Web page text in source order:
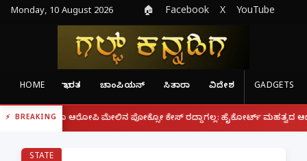
Monday, 10 August 2026 🏠 Facebook X YouTube
HOME ಭಾರತ ಚಾಂಪಿಯನ್ ಸಿತಾರಾ ವಿದೇಶ GADGETS
BREAKING
ಆರೋಪಿ ಮೇಲಿನ ಪೋಕ್ಸೋ ಕೇಸ್ ರದ್ದಾಗಲ್ಲ: ಹೈಕೋರ್ಟ್ ಮಹತ್ವದ ಆದೇಶ |
STATE